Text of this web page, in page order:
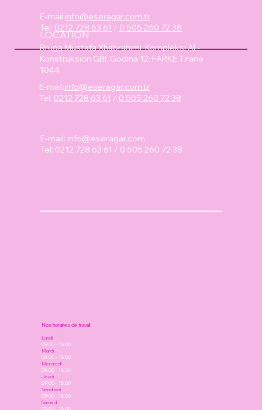
E-mail: info@eseragar.com
Tel: 0212 728 63 61 / 0 505 260 72 38
E-mail:info@eseragar.com.tr
Tel: 0212 728 63 61 / 0 505 260 72 38
​Nos horaires de travail
Lundi
09:00 - 18.00
Mardi
09:00 - 18.00
Mercredi
09:00 - 18.00
Jeudi
09:00 - 18.00
Vendredi
09:00 - 18.00
Samedi
LOCATION
Rruga Mustafa Xhabrahimi, Kompleksi AL-
Konstruksion GBI, Godina 12; FARKE Tirane
1044
E-mail:info@eseragar.com.tr
Tel: 0212 728 63 61 / 0 505 260 72 38